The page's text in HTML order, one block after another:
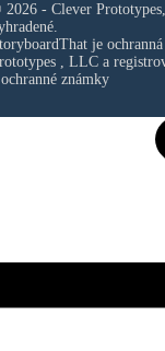
- Clever
je
, LLCa
známky